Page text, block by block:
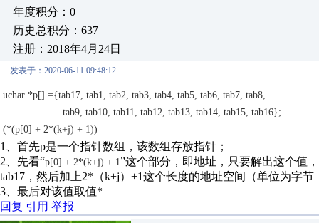
年度积分：0
历史总积分：637
注册：2018年4月24日
发表于：2020-06-11 09:48:12
uchar *p[] ={tab17, tab1, tab2, tab3, tab4, tab5, tab6, tab7, tab8,
tab9, tab10, tab11, tab12, tab13, tab14, tab15, tab16};
(*(p[0] + 2*(k+j) + 1))
1、首先p是一个指针数组，该数组存放指针；
2、先看“p[0] + 2*(k+j) + 1”这个部分，即地址，只要解出这个值
tab17，然后加上2*（k+j）+1这个长度的地址空间（单位为字节
3、最后对该值取值*
回复 引用 举报